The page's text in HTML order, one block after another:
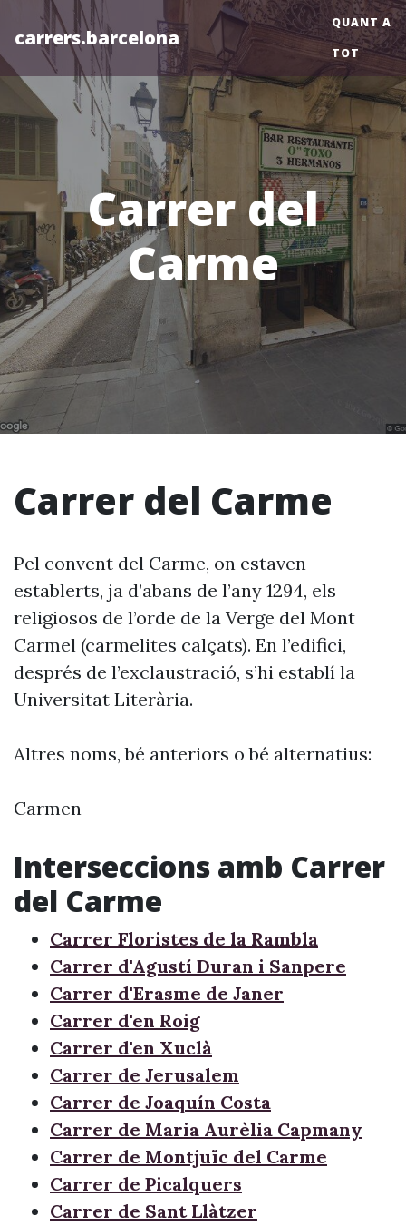
carrers.barcelona
QUANT A
TOT
Carrer del
Carme
Carrer del Carme
Pel convent del Carme, on estaven
establerts, ja d’abans de l’any 1294, els
religiosos de l’orde de la Verge del Mont
Carmel (carmelites calçats). En l’edifici,
després de l’exclaustració, s’hi establí la
Universitat Literària.
Altres noms, bé anteriors o bé alternatius:
Carmen
Interseccions amb Carrer
del Carme
Carrer Floristes de la Rambla
Carrer d'Agustí Duran i Sanpere
Carrer d'Erasme de Janer
Carrer d'en Roig
Carrer d'en Xuclà
Carrer de Jerusalem
Carrer de Joaquín Costa
Carrer de Maria Aurèlia Capmany
Carrer de Montjuïc del Carme
Carrer de Picalquers
Carrer de Sant Llàtzer